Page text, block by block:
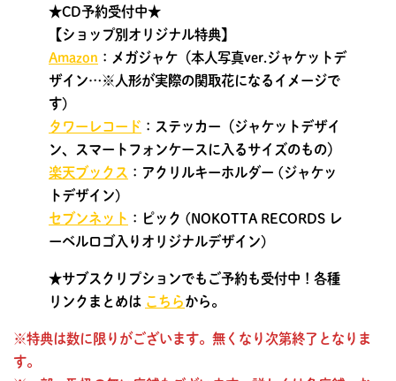
★CD予約受付中★
【ショップ別オリジナル特典】
Amazon ：メガジャケ（本人写真ver.ジャケットデ
ザイン…※人形が実際の関取花になるイメージで
す)
タワーレコード ：ステッカー（ジャケットデザイ
ン、スマートフォンケースに入るサイズのもの）
楽天ブックス ：アクリルキーホルダー (ジャケッ
トデザイン)
セブンネット ：ピック (NOKOTTA RECORDS レ
ーベルロゴ入りオリジナルデザイン)
★サブスクリプションでもご予約も受付中！各種
リンクまとめは こちらから。
※特典は数に限りがございます。無くなり次第終了となりま
す。